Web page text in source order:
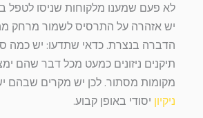
לא פעם שמענו מלקוחות שניסו לטפל
יש אזהרה על התרסיס לשמור מרחק
הדברה בנצרת. כדאי שתדעו: יש כמה
תיקנים ניזונים כמעט מכל דבר שהם
מקומות מסתור. לכן יש מקרים שבהם
ניקיון יסודי באופן קבוע.